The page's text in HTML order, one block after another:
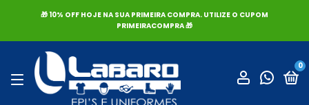
🎁 10% OFF HOJE NA SUA PRIMEIRA COMPRA. UTILIZE O CUPOM
PRIMEIRACOMPRA 🎁
0